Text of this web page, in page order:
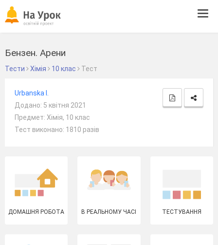
Бензен. Арени
Тести Хімія 10 клас Тест
Urbanska I.
Додано: 5 квітня 2021
Предмет: Хімія, 10 клас
Тест виконано: 1810 разів
ДОМАШНЯ РОБОТА В РЕАЛЬНОМУ ЧАСІ ТЕСТУВАННЯ